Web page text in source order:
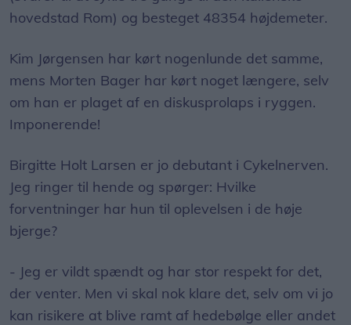
hovedstad Rom) og besteget 48354 højdemeter.
Kim Jørgensen har kørt nogenlunde det samme,
mens Morten Bager har kørt noget længere, selv
om han er plaget af en diskusprolaps i ryggen.
Imponerende!
Birgitte Holt Larsen er jo debutant i Cykelnerven.
Jeg ringer til hende og spørger: Hvilke
forventninger har hun til oplevelsen i de høje
bjerge?
- Jeg er vildt spændt og har stor respekt for det,
der venter. Men vi skal nok klare det, selv om vi jo
kan risikere at blive ramt af hedebølge eller andet